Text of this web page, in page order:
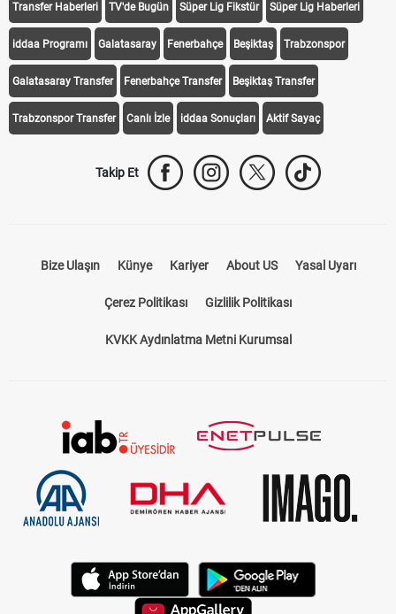
Transfer Haberleri TV'de Bugün Süper Lig Fikstür Süper Lig Haberleri
iddaa Programı Galatasaray Fenerbahçe Beşiktaş Trabzonspor
Galatasaray Transfer Fenerbahçe Transfer Beşiktaş Transfer
Trabzonspor Transfer Canlı İzle iddaa Sonuçları Aktif Sayaç
Takip Et
Bize Ulaşın Künye Kariyer About US Yasal Uyarı
Çerez Politikası Gizlilik Politikası
KVKK Aydınlatma Metni Kurumsal